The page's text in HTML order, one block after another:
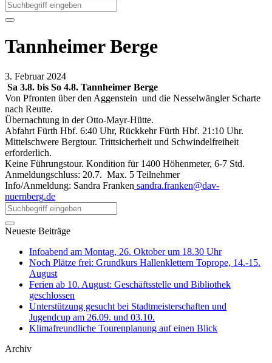
Tannheimer Berge
3. Februar 2024
Sa 3.8. bis So 4.8. Tannheimer Berge
Von Pfronten über den Aggenstein und die Nesselwängler Scharte
nach Reutte.
Übernachtung in der Otto-Mayr-Hütte.
Abfahrt Fürth Hbf. 6:40 Uhr, Rückkehr Fürth Hbf. 21:10 Uhr.
Mittelschwere Bergtour. Trittsicherheit und Schwindelfreiheit
erforderlich.
Keine Führungstour. Kondition für 1400 Höhenmeter, 6-7 Std.
Anmeldungschluss: 20.7. Max. 5 Teilnehmer
Info/Anmeldung: Sandra Franken sandra.franken@dav-
nuernberg.de
Neueste Beiträge
Infoabend am Montag, 26. Oktober um 18.30 Uhr
Noch Plätze frei: Grundkurs Hallenklettern Toprope, 14.-15.
August
Ferien ab 10. August: Geschäftsstelle und Bibliothek
geschlossen
Unterstützung gesucht bei Stadtmeisterschaften und
Jugendcup am 26.09. und 03.10.
Klimafreundliche Tourenplanung auf einen Blick
Archiv